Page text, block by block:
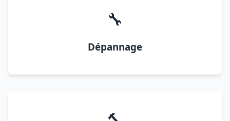
🔧
Dépannage